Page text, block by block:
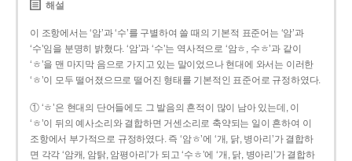
해설
이 조항에서는 ‘암’과 ‘수’를 구별하여 쓸 때의 기본적 표준어는 ‘암’과
‘수’임을 분명히 밝혔다. ‘암’과 ‘수’는 역사적으로 ‘암ㅎ, 수ㅎ’과 같이
‘ㅎ’을 맨 마지막 음으로 가지고 있는 말이었으나 현대에 와서는 이러한
‘ㅎ’이 모두 떨어졌으므로 떨어진 형태를 기본적인 표준어로 규정하였다.
① ‘ㅎ’은 현대의 단어들에도 그 발음의 흔적이 많이 남아 있는데, 이
‘ㅎ’이 뒤의 예사소리와 결합하면 거센소리로 축약되는 일이 흔하여 이
조항에서 부가적으로 규정하였다. 즉 ‘암ㅎ’에 ‘개, 닭, 병아리’가 결합하
면 각각 ‘암캐, 암탉, 암평아리’가 되고 ‘수ㅎ’에 ‘개, 닭, 병아리’가 결합하